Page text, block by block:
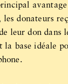
donateurs
leur don
la base idéale